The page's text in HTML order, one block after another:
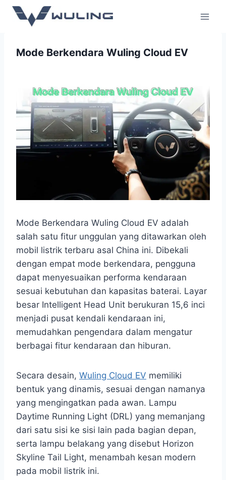
Mode Berkendara Wuling Cloud EV
Mode Berkendara Wuling Cloud EV adalah
salah satu fitur unggulan yang ditawarkan oleh
mobil listrik terbaru asal China ini. Dibekali
dengan empat mode berkendara, pengguna
dapat menyesuaikan performa kendaraan
sesuai kebutuhan dan kapasitas baterai. Layar
besar Intelligent Head Unit berukuran 15,6 inci
menjadi pusat kendali kendaraan ini,
memudahkan pengendara dalam mengatur
berbagai fitur kendaraan dan hiburan.
Secara desain, Wuling Cloud EV memiliki
bentuk yang dinamis, sesuai dengan namanya
yang mengingatkan pada awan. Lampu
Daytime Running Light (DRL) yang memanjang
dari satu sisi ke sisi lain pada bagian depan,
serta lampu belakang yang disebut Horizon
Skyline Tail Light, menambah kesan modern
pada mobil listrik ini.